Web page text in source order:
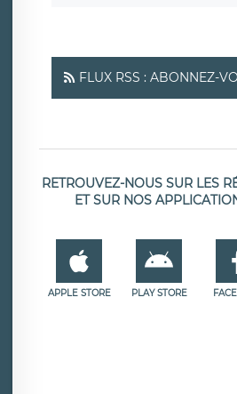
FLUX RSS : ABONNEZ-
RETROUVEZ-NOUS SUR LES
ET SUR NOS
APPLE STORE PLAY STORE